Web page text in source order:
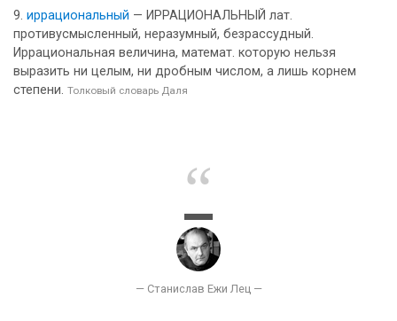
иррациональный — ИРРАЦИОНАЛЬНЫЙ лат.
противусмысленный, неразумный, безрассудный.
Иррациональная величина, математ. которую нельзя
выразить ни целым, ни дробным числом, а лишь корнем
степени. Толковый словарь Даля